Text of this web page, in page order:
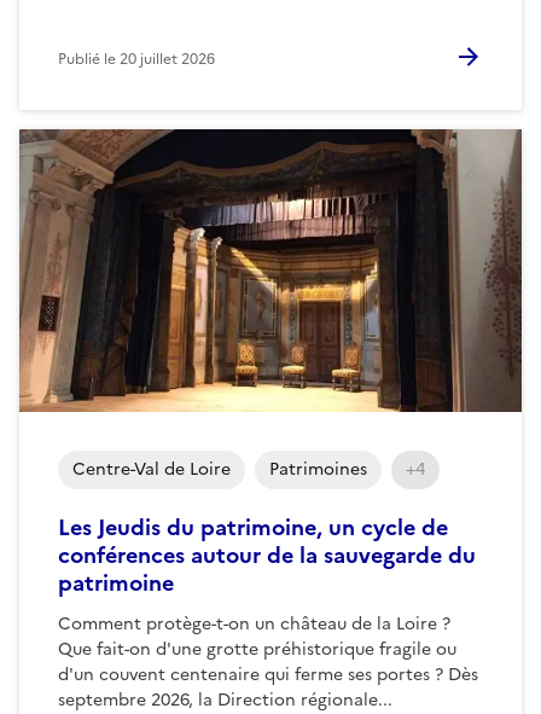
Publié le20 juillet 2026
Les Jeudis du patrimoine, un cycle de
conférences autour de la sauvegarde du
patrimoine
Comment protège-t-on un château de la Loire ?
Que fait-on d'une grotte préhistorique fragile ou
d'un couvent centenaire qui ferme ses portes ? Dès
septembre 2026, la Direction régionale...
Centre-Val de Loire Patrimoines +4